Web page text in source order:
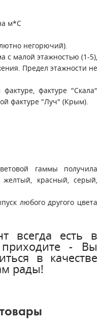
м*С
негорючий).
с малой этажностью (1-5),
Предел этажности не
фактуре "Скала"
фактуре "Луч" (Крым).
гаммы получила
желтый, красный, серый,
любого другого цвета
всегда есть в
- Вы
в качестве
рады!